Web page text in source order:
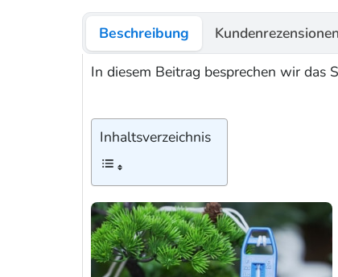
Beschreibung
Kundenrezensionen
In diesem Beitrag besprechen wir das
Inhaltsverzeichnis